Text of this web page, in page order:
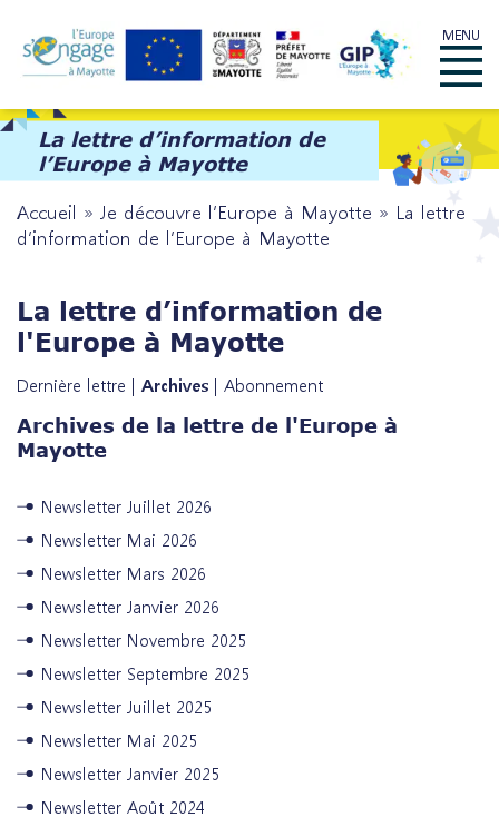
content
MENU
Menu
La lettre d’information de
l’Europe à Mayotte
Accueil » Je découvre l’Europe à Mayotte » La lettre
d’information de l’Europe à Mayotte
La lettre d’information de
l'Europe à Mayotte
Dernière lettre | Archives | Abonnement
Archives de la lettre de l'Europe à
Mayotte
Newsletter Juillet 2026
Newsletter Mai 2026
Newsletter Mars 2026
Newsletter Janvier 2026
Newsletter Novembre 2025
Newsletter Septembre 2025
Newsletter Juillet 2025
Newsletter Mai 2025
Newsletter Janvier 2025
Newsletter Août 2024